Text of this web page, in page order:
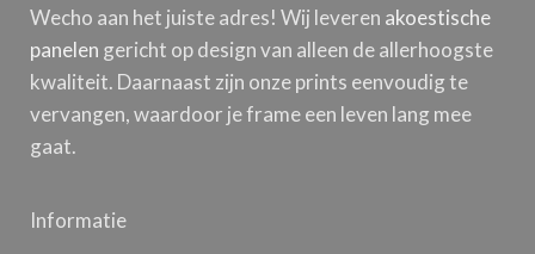
Wecho aan het juiste adres! Wij leveren akoestische
panelen gericht op design van alleen de allerhoogste
kwaliteit. Daarnaast zijn onze prints eenvoudig te
vervangen, waardoor je frame een leven lang mee
gaat.
Informatie